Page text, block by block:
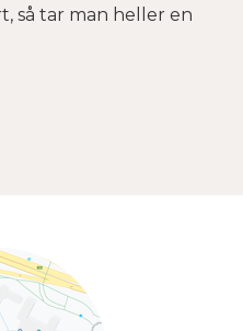
så tar man heller en